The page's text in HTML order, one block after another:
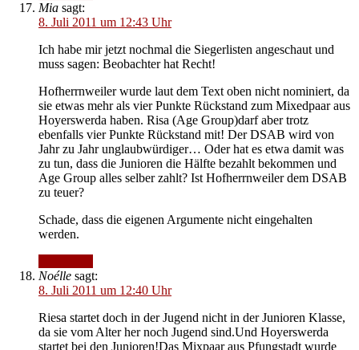
Mia sagt:
8. Juli 2011 um 12:43 Uhr
Ich habe mir jetzt nochmal die Siegerlisten angeschaut und
muss sagen: Beobachter hat Recht!
Hofherrnweiler wurde laut dem Text oben nicht nominiert, da
sie etwas mehr als vier Punkte Rückstand zum Mixedpaar aus
Hoyerswerda haben. Risa (Age Group)darf aber trotz
ebenfalls vier Punkte Rückstand mit! Der DSAB wird von
Jahr zu Jahr unglaubwürdiger… Oder hat es etwa damit was
zu tun, dass die Junioren die Hälfte bezahlt bekommen und
Age Group alles selber zahlt? Ist Hofherrnweiler dem DSAB
zu teuer?
Schade, dass die eigenen Argumente nicht eingehalten
werden.
Noélle sagt:
8. Juli 2011 um 12:40 Uhr
Riesa startet doch in der Jugend nicht in der Junioren Klasse,
da sie vom Alter her noch Jugend sind.Und Hoyerswerda
startet bei den Junioren!Das Mixpaar aus Pfungstadt wurde